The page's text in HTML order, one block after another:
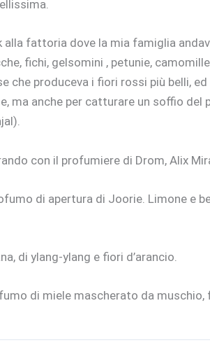
fattoria dove la mia famiglia
fichi, gelsomini , petunie,
produceva i fiori rossi più belli,
ma anche per catturare un soffio
con il profumiere di Drom, Alix
di apertura di Joorie. Limone
di ylang-ylang e fiori d’arancio.
di miele mascherato da